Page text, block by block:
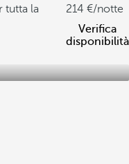
tutta la
214
/notte
Verifica
disponibilità